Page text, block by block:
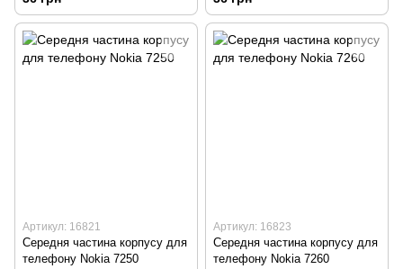
Артикул: 16821
Середня частина корпусу для
телефону Nokia 7250
Артикул: 16823
Середня частина корпусу для
телефону Nokia 7260